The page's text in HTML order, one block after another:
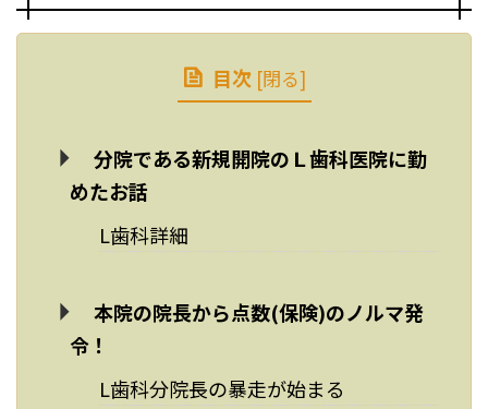
目次 [閉る]
分院である新規開院のＬ歯科医院に勤
めたお話
L歯科詳細
本院の院長から点数(保険)のノルマ発
令！
L歯科分院長の暴走が始まる